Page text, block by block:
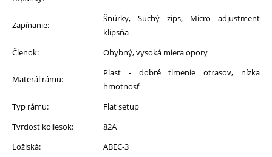
Zapínanie:
Šnúrky, Suchý zips, Micro adjustment
klipsňa
Členok:
Ohybný, vysoká miera opory
Materál rámu:
Plast - dobré tlmenie otrasov, nízka
hmotnosť
Typ rámu:
Flat setup
Tvrdosť koliesok:
82A
Ložiská:
ABEC-3